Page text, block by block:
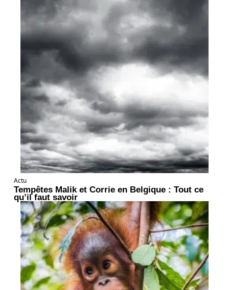
Actu
Tempêtes Malik et Corrie en Belgique : Tout ce
qu’il faut savoir